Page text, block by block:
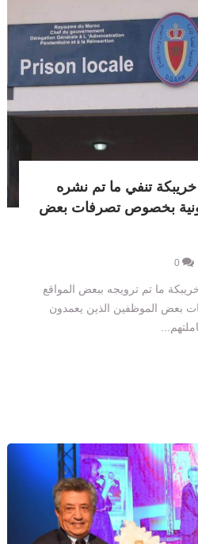
تنفي ما تم نشره
بخصوص تصرفات بعض
0
ما تم ترويجه ببعض المواقع
بعض الموظفين الذين يعمدون